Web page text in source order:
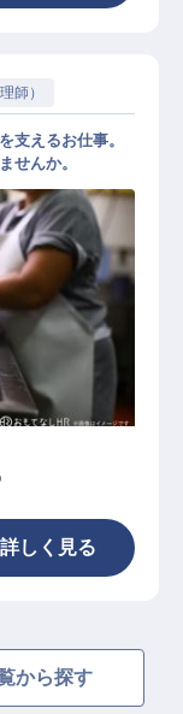
師）
フ
支えるお仕事。
せんか。
詳しく見る
から探す